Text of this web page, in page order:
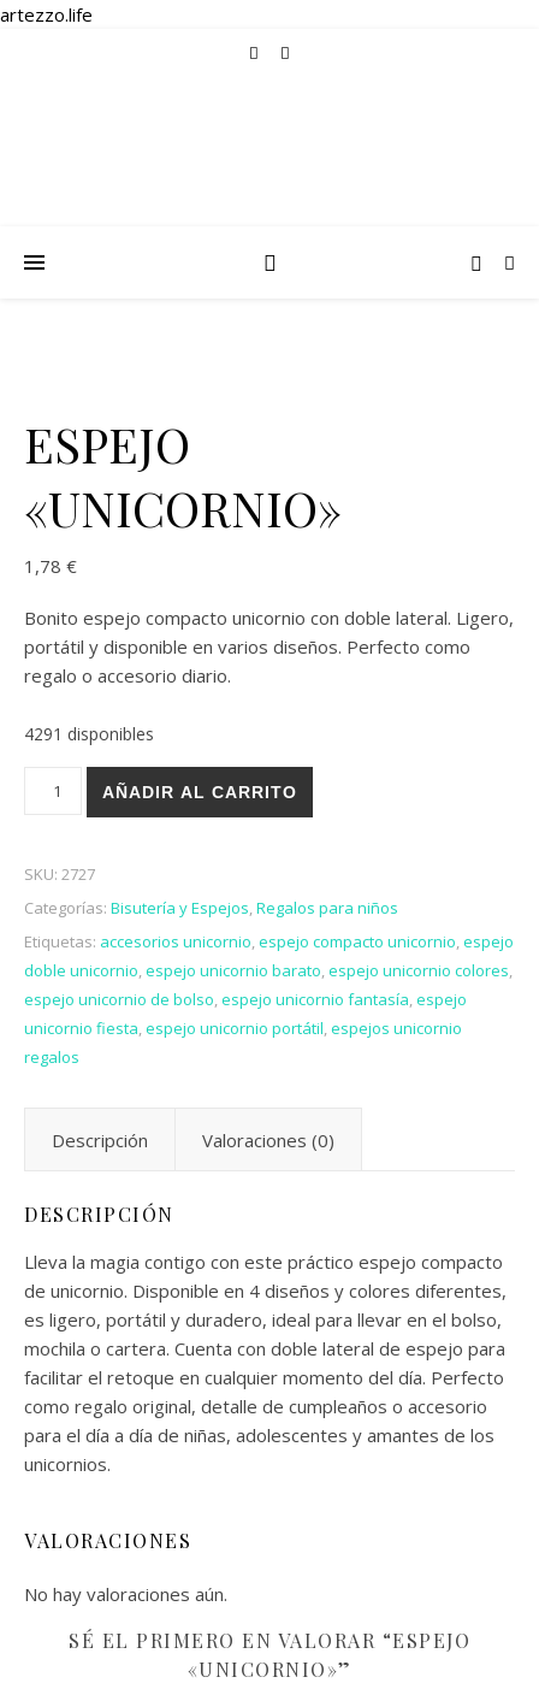
artezzo.life
ESPEJO
«UNICORNIO»
1,78 €
Bonito espejo compacto unicornio con doble lateral. Ligero,
portátil y disponible en varios diseños. Perfecto como
regalo o accesorio diario.
4291 disponibles
ESPEJO "UNICORNIO" cantidad
AÑADIR AL CARRITO
SKU: 2727
Categorías: Bisutería y Espejos,Regalos para niños
Etiquetas: accesorios unicornio,espejo compacto unicornio,espejo
doble unicornio,espejo unicornio barato,espejo unicornio colores,
espejo unicornio de bolso,espejo unicornio fantasía,espejo
unicornio fiesta,espejo unicornio portátil,espejos unicornio
regalos
Descripción Valoraciones (0)
DESCRIPCIÓN
Lleva la magia contigo con este práctico espejo compacto
de unicornio. Disponible en 4 diseños y colores diferentes,
es ligero, portátil y duradero, ideal para llevar en el bolso,
mochila o cartera. Cuenta con doble lateral de espejo para
facilitar el retoque en cualquier momento del día. Perfecto
como regalo original, detalle de cumpleaños o accesorio
para el día a día de niñas, adolescentes y amantes de los
unicornios.
VALORACIONES
No hay valoraciones aún.
SÉ EL PRIMERO EN VALORAR “ESPEJO
«UNICORNIO»”